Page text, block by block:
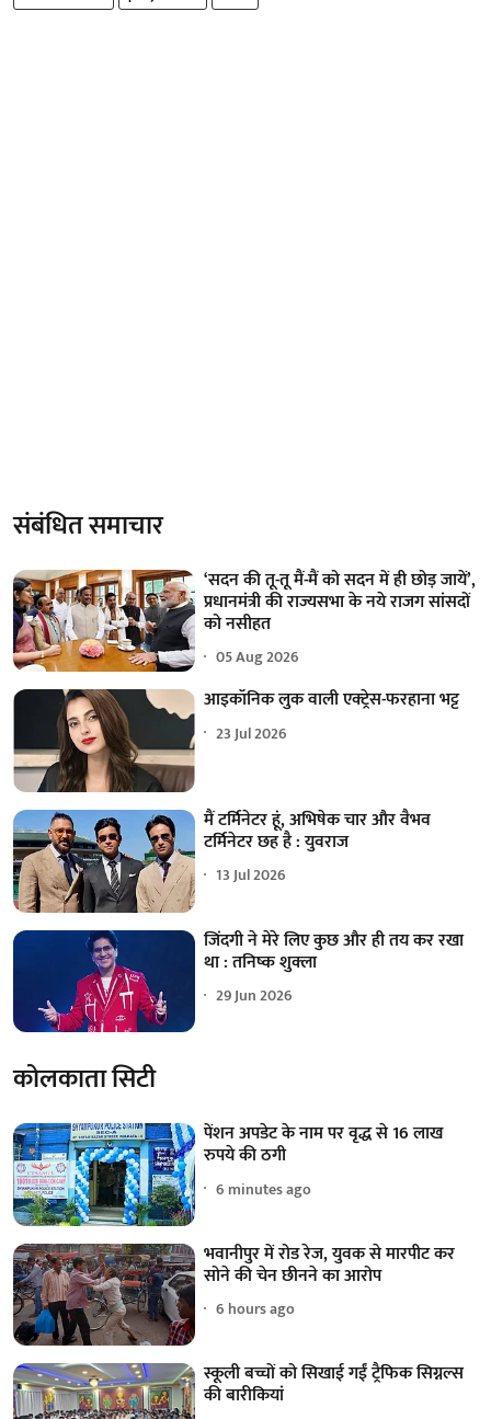
संबंधित समाचार
‘सदन की तू-तू मैं-मैं को सदन में ही छोड़ जायें’,
प्रधानमंत्री की राज्यसभा के नये राजग सांसदों
को नसीहत
05 Aug 2026
आइकॉनिक लुक वाली एक्‍ट्रेस-फरहाना भट्ट
23 Jul 2026
मैं टर्मिनेटर हूं, अभिषेक चार और वैभव
टर्मिनेटर छह है : युवराज
13 Jul 2026
जिंदगी ने मेरे लिए कुछ और ही तय कर रखा
था : तनिष्क शुक्ला
29 Jun 2026
कोलकाता सिटी
पेंशन अपडेट के नाम पर वृद्ध से 16 लाख
रुपये की ठगी
6 minutes ago
भवानीपुर में रोड रेज, युवक से मारपीट कर
सोने की चेन छीनने का आरोप
6 hours ago
स्कूली बच्चों को सिखाई गईं ट्रैफिक सिग्नल्स
की बारीकियां